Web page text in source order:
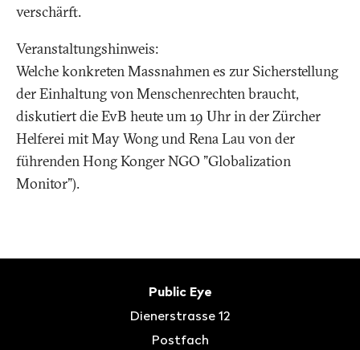
verschärft.
Veranstaltungshinweis:
Welche konkreten Massnahmen es zur Sicherstellung
der Einhaltung von Menschenrechten braucht,
diskutiert die EvB heute um 19 Uhr in der Zürcher
Helferei mit May Wong und Rena Lau von der
führenden Hong Konger NGO "Globalization
Monitor").
Public Eye
Dienerstrasse 12
Postfach